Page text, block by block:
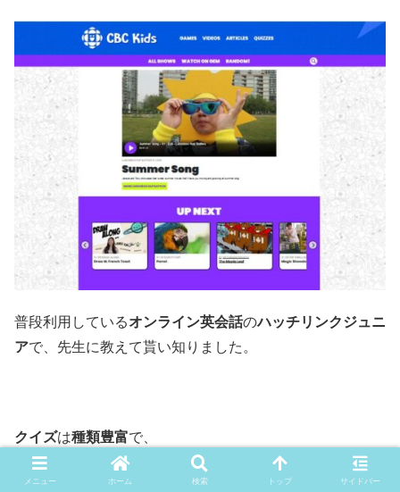
普段利用しているオンライン英会話のハッチリンクジュニ
アで、先生に教えて貰い知りました。
クイズは種類豊富で、
メニュー ホーム 検索 トップ サイドバー